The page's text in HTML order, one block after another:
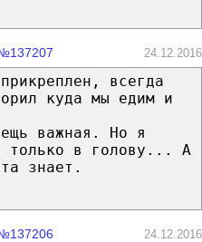
24.12.2016
всегда
куда мы едим и
важная. Но я
только в голову... А
знает.
24.12.2016